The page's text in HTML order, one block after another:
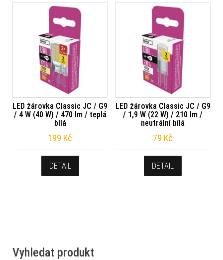
LED žárovka Classic JC / G9
/ 4 W (40 W) / 470 lm / teplá
bílá
199 Kč
DETAIL
LED žárovka Classic JC / G9
/ 1,9 W (22 W) / 210 lm /
neutrální bílá
79 Kč
DETAIL
Vyhledat produkt